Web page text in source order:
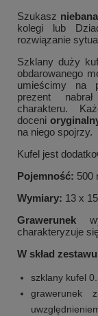
Szukasz
kolegi lub
rozwiązanie
Szklany duży
obdarowanego
umieścimy na
prezent
charakteru.
doceni
na niego spojrzy.
Kufel jest
Pojemność: 500
Wymiary: 13 x
Grawerunek
charakteryzuje
W skład
szklany kufel
grawerunek